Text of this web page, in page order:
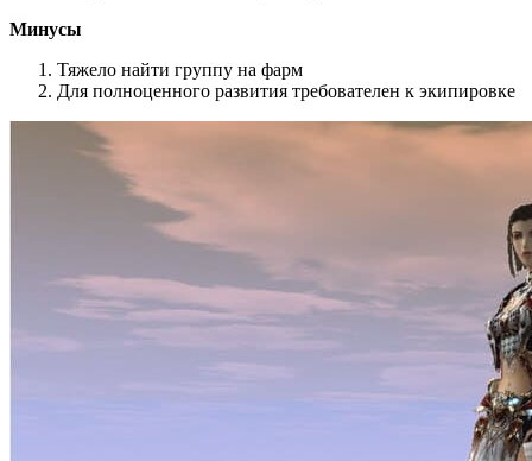
Минусы
Тяжело найти группу на фарм
Для полноценного развития требователен к экипировке